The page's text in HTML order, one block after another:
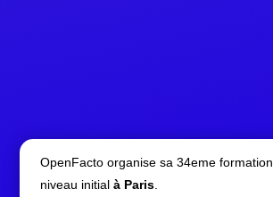
OpenFacto organise sa 34eme
niveau initial à Paris.